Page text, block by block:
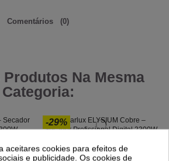
Comentários (0)
Na Mesma
Categoria:
-29%
Profissional Digital 2300W
aceitares cookies para efeitos de
e publicidade. Os cookies de